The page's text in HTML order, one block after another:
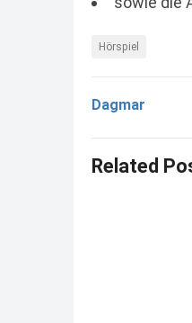
Hörspiel
Dagmar
Related